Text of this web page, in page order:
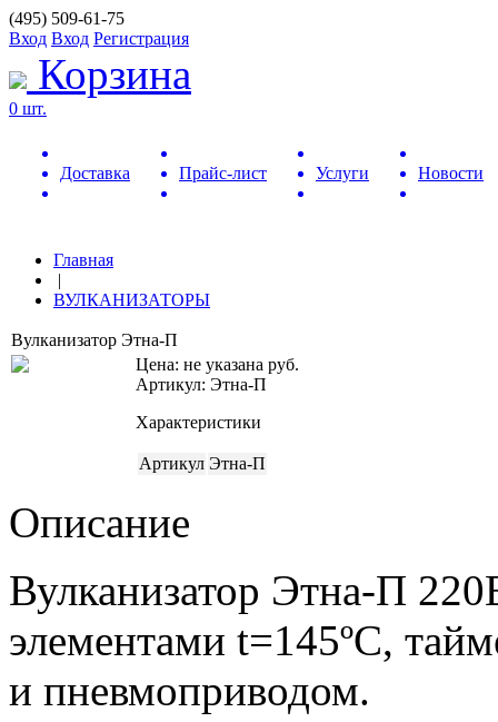
(495) 509-61-75
Вход Вход Регистрация
Корзина
0 шт.
Доставка Прайс-лист Услуги Новости
Главная
|
ВУЛКАНИЗАТОРЫ
Вулканизатор Этна-П
Цена: не указана руб.
Артикул: Этна-П
Характеристики
Артикул Этна-П
Описание
Вулканизатор Этна-П
элементами t=145ºС,
и пневмоприводом.